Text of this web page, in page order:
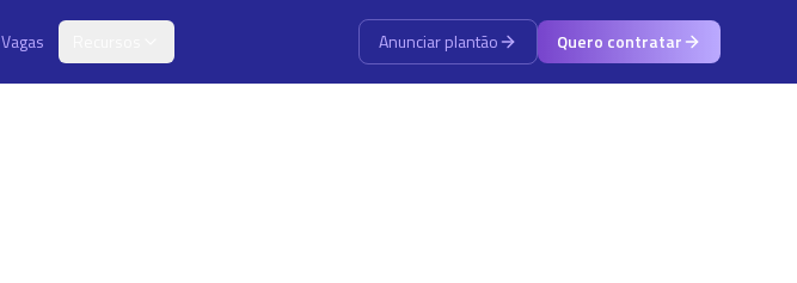
Vagas Anunciar plantão Quero contratar